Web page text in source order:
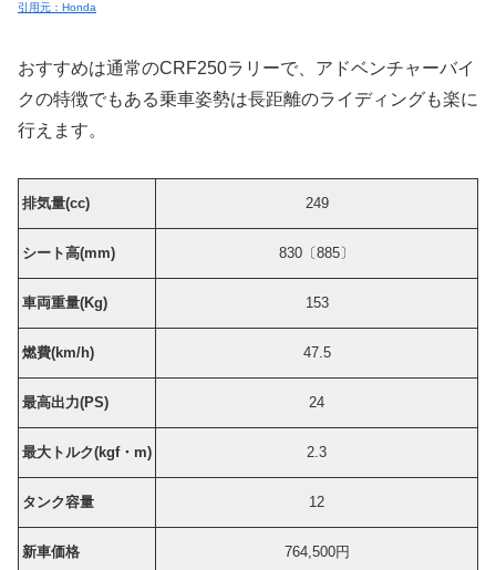
引用元：Honda
おすすめは通常のCRF250ラリーで、アドベンチャーバイ
クの特徴でもある乗車姿勢は長距離のライディングも楽に
行えます。
排気量(cc) 249
シート高(mm) 830〔885〕
車両重量(Kg) 153
燃費(km/h) 47.5
最高出力(PS) 24
最大トルク(kgf・m) 2.3
タンク容量 12
新車価格 764,500円